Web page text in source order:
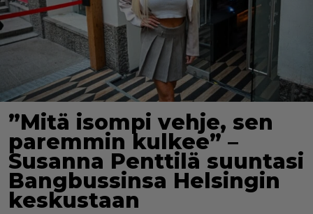
”Mitä isompi vehje, sen
paremmin kulkee” –
Susanna Penttilä suuntasi
Bangbussinsa Helsingin
keskustaan